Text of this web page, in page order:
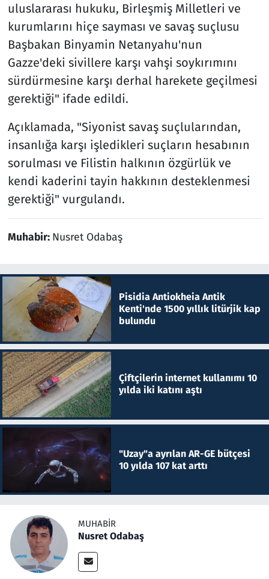
uluslararası hukuku, Birleşmiş Milletleri ve
kurumlarını hiçe sayması ve savaş suçlusu
Başbakan Binyamin Netanyahu'nun
Gazze'deki sivillere karşı vahşi soykırımını
sürdürmesine karşı derhal harekete geçilmesi
gerektiği" ifade edildi.
Açıklamada, "Siyonist savaş suçlularından,
insanlığa karşı işledikleri suçların hesabının
sorulması ve Filistin halkının özgürlük ve
kendi kaderini tayin hakkının desteklenmesi
gerektiği" vurgulandı.
Muhabir: Nusret Odabaş
Pisidia Antiokheia Antik
Kenti'nde 1500 yıllık litürjik kap
bulundu
Çiftçilerin internet kullanımı 10
yılda iki katını aştı
"Uzay"a ayrılan AR-GE bütçesi
10 yılda 107 kat arttı
MUHABIR
Nusret Odabaş